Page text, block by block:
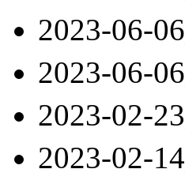
2023-06-06
2023-06-06
2023-02-23
2023-02-14